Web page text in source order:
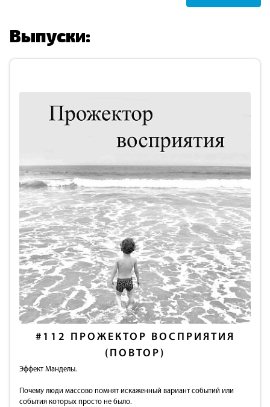
Выпуски:
#112
ПРОЖЕКТОР ВОСПРИЯТИЯ
(ПОВТОР)
Эффект Манделы.
Почему люди массово помнят искаженный вариант событий или
события которых просто не было.